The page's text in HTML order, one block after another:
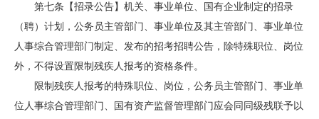
第七条【招录公告】机关、事业单位、国有企业制定的招录
（聘）计划，公务员主管部门、事业单位及其主管部门、事业单位
人事综合管理部门制定、发布的招考招聘公告，除特殊职位、岗位
外，不得设置限制残疾人报考的资格条件。
限制残疾人报考的特殊职位、岗位，公务员主管部门、事业单
位人事综合管理部门、国有资产监督管理部门应会同同级残联予以